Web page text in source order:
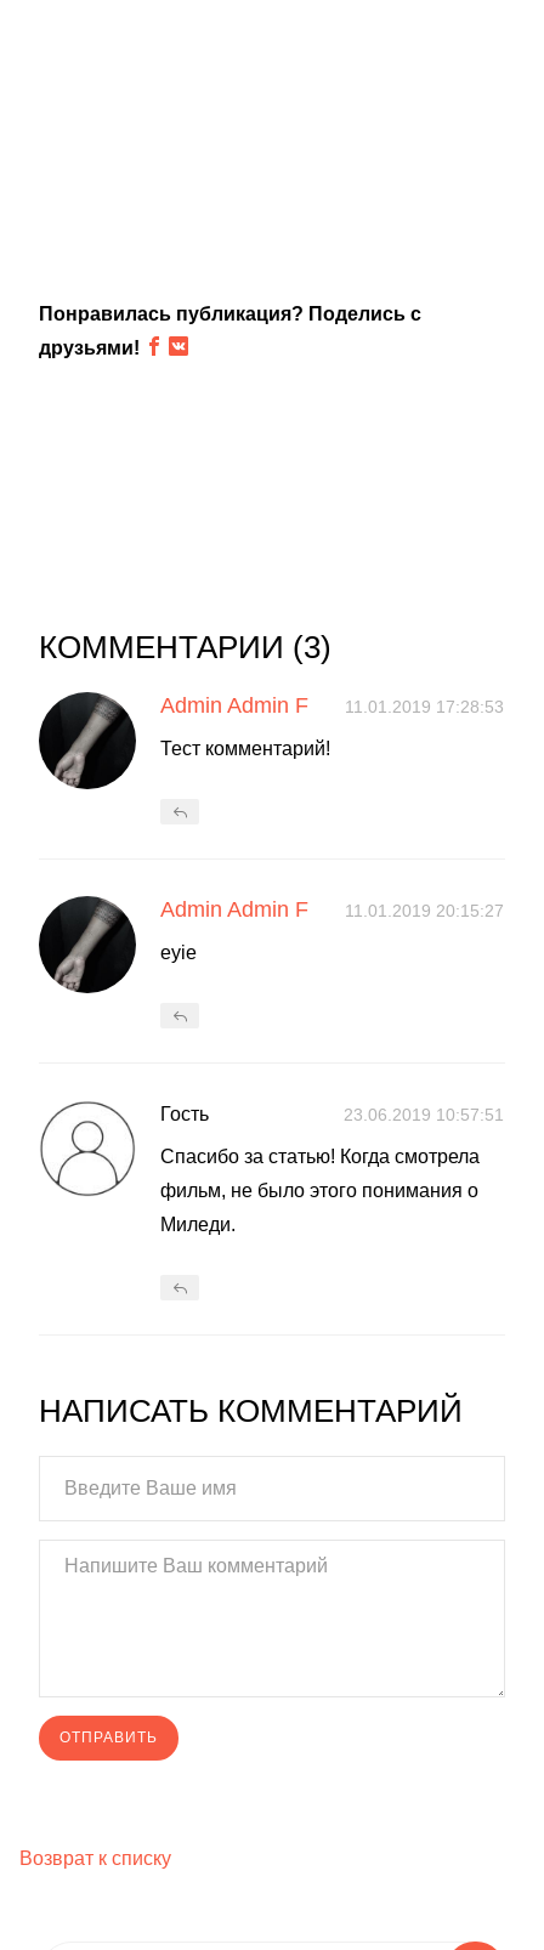
Понравилась публикация? Поделись с
друзьями!
КОММЕНТАРИИ (3)
Admin Admin F 11.01.2019 17:28:53
Тест комментарий!
Admin Admin F 11.01.2019 20:15:27
еуіе
Гость 23.06.2019 10:57:51
Спасибо за статью! Когда смотрела
фильм, не было этого понимания о
Миледи.
НАПИСАТЬ КОММЕНТАРИЙ
Возврат к списку